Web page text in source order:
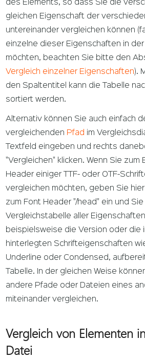
des Elements, so dass Sie die
gleichen Eigenschaft der
untereinander vergleichen können
einzelne dieser Eigenschaften in
möchten, beachten Sie bitte den
Vergleich einzelner Eigenschaften).
den Spaltentitel kann die Tabelle
sortiert werden.
Alternativ können Sie auch einfach
vergleichenden Pfad
im
Textfeld eingeben und rechts
"Vergleichen" klicken. Wenn Sie zum
Header einiger TTF- oder OTF-
vergleichen möchten, geben Sie
zum Font Header "/head" ein und
Vergleichstabelle aller
beispielsweise die Version oder die
hinterlegten Schrifteigenschaften
Underline oder Condensed,
Tabelle. In der gleichen Weise
andere Pfade oder Dateien eines
miteinander vergleichen.
Vergleich von Elementen
Datei